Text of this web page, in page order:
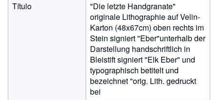
Título
"Die letzte Handgranate"
originale Lithographie auf Velin-
Karton (48x67cm) oben rechts im
Stein signiert "Eber"unterhalb der
Darstellung handschriftlich in
Bleistift signiert "Elk Eber" und
typographisch betitelt und
bezeichnet "orig. Lith. gedruckt
bei